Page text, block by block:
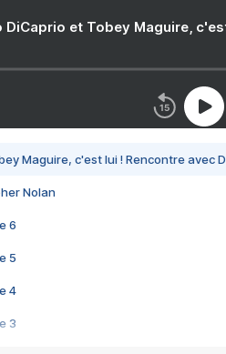
DiCaprio et Tobey Maguire,
Maguire, c'est lui ! Rencontre avec
Nolan
6
5
4
3